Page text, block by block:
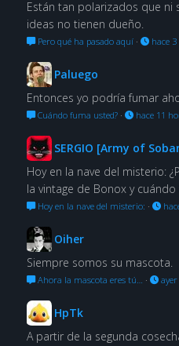
Están tan polarizados que ni
ideas no tienen dueño.
Pero qué ha pasado aquí· hace 3
Paluego
Entonces yo podría fumar
Cuándo fuma usted?· hace 11
SERGIO [Army of
Hoy en la nave del misterio:
la vintage de Bonox y
Hoy en la nave del misterio: ·
Oiher
Siempre somos su mascota.
Ahora la mascota eres tú… · ayer
HpTk
A partir de la segunda